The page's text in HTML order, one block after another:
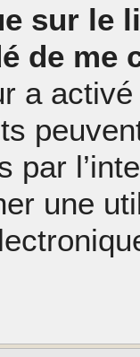
sur le
de me
a
par
une